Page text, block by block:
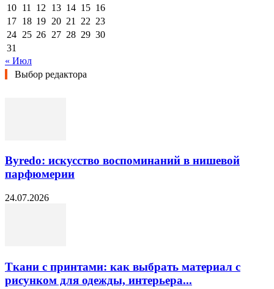
10 11 12 13 14 15 16
17 18 19 20 21 22 23
24 25 26 27 28 29 30
31
« Июл
Выбор редактора
Byredo: искусство воспоминаний в нишевой
парфюмерии
24.07.2026
Ткани с принтами: как выбрать материал с
рисунком для одежды, интерьера...